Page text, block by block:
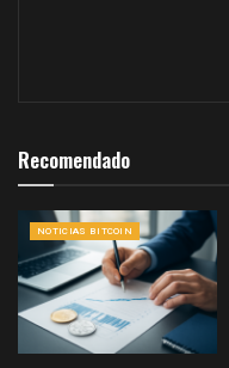
Recomendado
NOTICIAS BITCOIN